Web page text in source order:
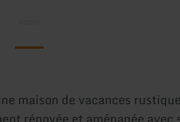
maison de vacances